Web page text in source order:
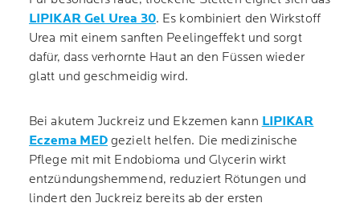
LIPIKAR Gel Urea 30. Es kombiniert den Wirkstoff
Urea mit einem sanften Peelingeffekt und sorgt
dafür, dass verhornte Haut an den Füssen wieder
glatt und geschmeidig wird.
Bei akutem Juckreiz und Ekzemen kann LIPIKAR
Eczema MED gezielt helfen. Die medizinische
Pflege mit mit Endobioma und Glycerin wirkt
entzündungshemmend, reduziert Rötungen und
lindert den Juckreiz bereits ab der ersten